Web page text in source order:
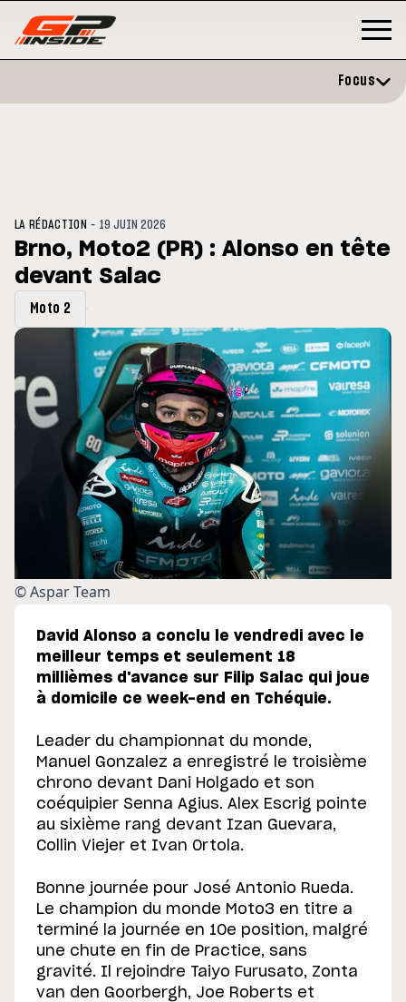
du GP de Grande-
Focus
LA RÉDACTION - 19 JUIN 2026
Brno, Moto2 (PR) : Alonso en tête
devant Salac
Moto 2
© Aspar Team
David Alonso a conclu le vendredi avec le
meilleur temps et seulement 18
millièmes d'avance sur Filip Salac qui joue
à domicile ce week-end en Tchéquie.
Leader du championnat du monde,
Manuel Gonzalez a enregistré le troisième
chrono devant Dani Holgado et son
coéquipier Senna Agius. Alex Escrig pointe
au sixième rang devant Izan Guevara,
Collin Viejer et Ivan Ortola.
Bonne journée pour José Antonio Rueda.
Le champion du monde Moto3 en titre a
terminé la journée en 10e position, malgré
une chute en fin de Practice, sans
gravité. Il rejoindre Taiyo Furusato, Zonta
van den Goorbergh, Joe Roberts et